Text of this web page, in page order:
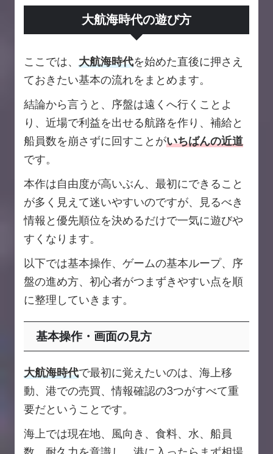
大航海時代の遊び方
ここでは、 大航海時代を始めた直後に押さえ
ておきたい基本の流れをまとめます。
結論から言うと、序盤は遠くへ行くことよ
り、近場で利益を出せる航路を作り、補給と
船員数を崩さずに回すことがいちばんの近道
です。
本作は自由度が高いぶん、最初にできること
が多く見えて迷いやすいのですが、見るべき
情報と優先順位を決めるだけで一気に遊びや
すくなります。
以下では基本操作、ゲームの基本ループ、序
盤の進め方、初心者がつまずきやすい点を順
に整理していきます。
基本操作・画面の見方
大航海時代で最初に覚えたいのは、海上移
動、港での売買、情報確認の3つがすべて重
要だということです。
海上では現在地、風向き、食料、水、船員